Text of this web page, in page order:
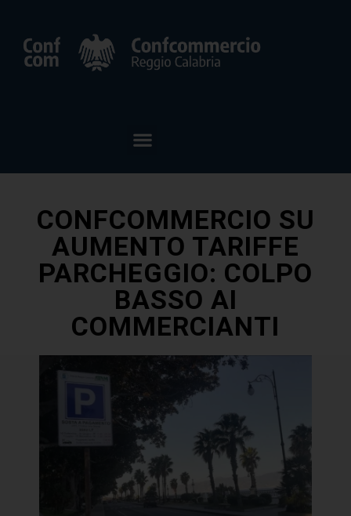
CONFCOMMERCIO SU
AUMENTO TARIFFE
PARCHEGGIO: COLPO
BASSO AI
COMMERCIANTI